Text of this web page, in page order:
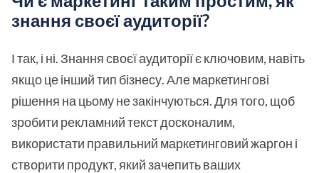
знання своєї аудиторії?
І так, і ні. Знання своєї аудиторії є ключовим, навіть
якщо це інший тип бізнесу. Але маркетингові
рішення на цьому не закінчуються. Для того, щоб
зробити рекламний текст досконалим,
використати правильний маркетинговий жаргон і
створити продукт, який зачепить ваших